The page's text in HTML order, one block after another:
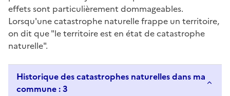
effets sont particulièrement dommageables.
Lorsqu'une catastrophe naturelle frappe un territoire,
on dit que "le territoire est en état de catastrophe
naturelle".
Historique des catastrophes naturelles dans ma
commune : 3